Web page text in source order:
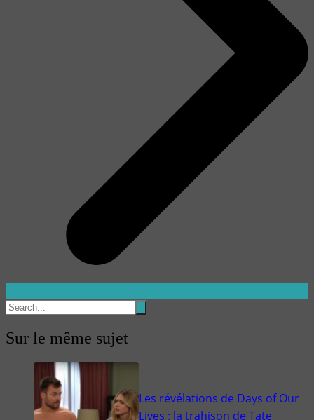
Sur le même sujet
Les révélations de Days of Our
Lives : la trahison de Tate